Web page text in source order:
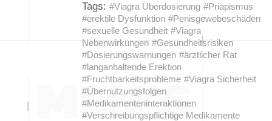
Tags: #Viagra Überdosierung #Priapismus
#erektile Dysfunktion #Penisgewebeschäden
#sexuelle Gesundheit #Viagra
Nebenwirkungen #Gesundheitsrisiken
#Dosierungswarnungen #ärztlicher Rat
#langanhaltende Erektion
#Fruchtbarkeitsprobleme #Viagra Sicherheit
#Übernutzungsfolgen
#Medikamenteninteraktionen
#Verschreibungspflichtige Medikamente